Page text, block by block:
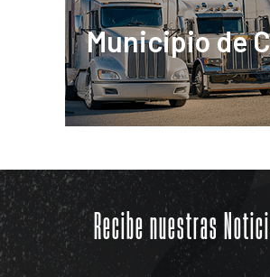
Municipio de
Recibe nuestras